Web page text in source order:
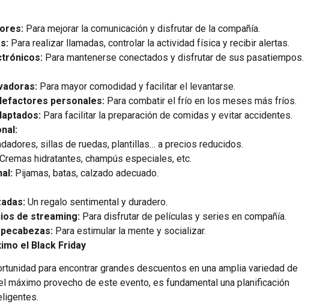
Para mejorar la comunicación y disfrutar de la compañía.
Para realizar llamadas, controlar la actividad física y recibir alertas.
Para mantenerse conectados y disfrutar de sus pasatiempos.
Para mayor comodidad y facilitar el levantarse.
personales: Para combatir el frío en los meses más fríos.
Para facilitar la preparación de comidas y evitar accidentes.
sillas de ruedas, plantillas… a precios reducidos.
Cremas hidratantes, champús especiales, etc.
Pijamas, batas, calzado adecuado.
Un regalo sentimental y duradero.
de streaming: Para disfrutar de películas y series en compañía.
Para estimular la mente y socializar.
el Black Friday
para encontrar grandes descuentos en una amplia variedad de
máximo provecho de este evento, es fundamental una planificación